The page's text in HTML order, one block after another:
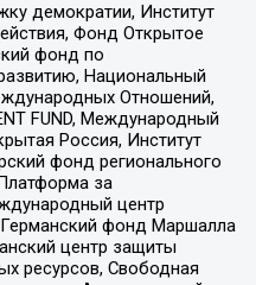
демократии, Институт
Фонд Открытое
фонд по
Национальный
Отношений,
FUND, Международный
Россия, Институт
фонд регионального
за
центр
фонд Маршалла
центр защиты
ресурсов, Свободная